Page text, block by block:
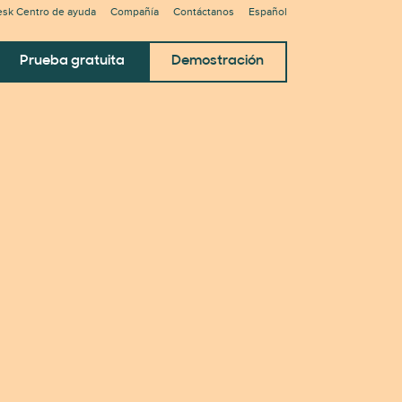
Centro de ayuda Compañía Contáctanos Español
Prueba gratuita Demostración